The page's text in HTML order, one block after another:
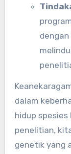
dalam
hidup
penelitian,
genetik yang